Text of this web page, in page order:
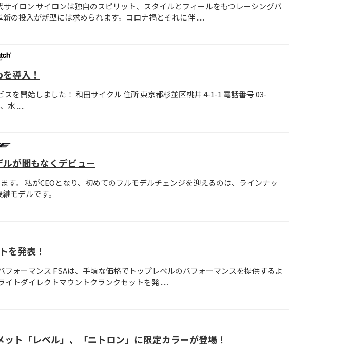
イロン サイロンは独自のスピリット、スタイルとフィールをもつレーシングバ
の投入が新型には求められます。コロナ禍とそれに伴 .....
導入！
を開始しました！ 和田サイクル 住所 東京都杉並区桃井 4-1-1 電話番号 03-
水 .....
が間もなくデビュー
す。 私がCEOとなり、初めてのフルモデルチェンジを迎えるのは、ラインナッ
モデルです。
を発表！
ォーマンス FSAは、手頃な価格でトップレベルのパフォーマンスを提供するよ
トダイレクトマウントクランクセットを発 .....
ト「レベル」、「ニトロン」に限定カラーが登場！